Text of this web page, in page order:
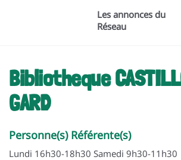
Les annonces du
Réseau
Bibliotheque
GARD
Personne(s) Référente(s)
Lundi 16h30-18h30 Samedi 9h30-11h30